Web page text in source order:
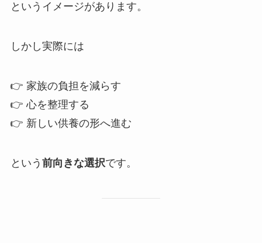
というイメージがあります。
しかし実際には
👉 家族の負担を減らす
👉 心を整理する
👉 新しい供養の形へ進む
という 前向きな選択です。